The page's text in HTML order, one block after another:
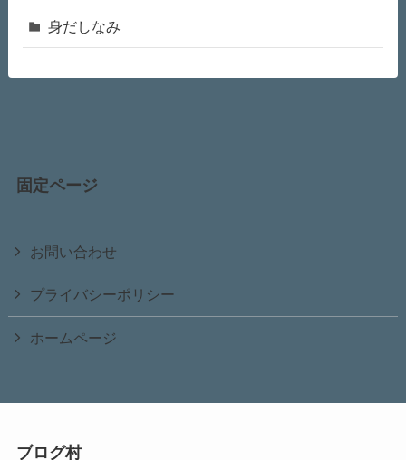
身だしなみ
固定ページ
お問い合わせ
プライバシーポリシー
ホームページ
ブログ村